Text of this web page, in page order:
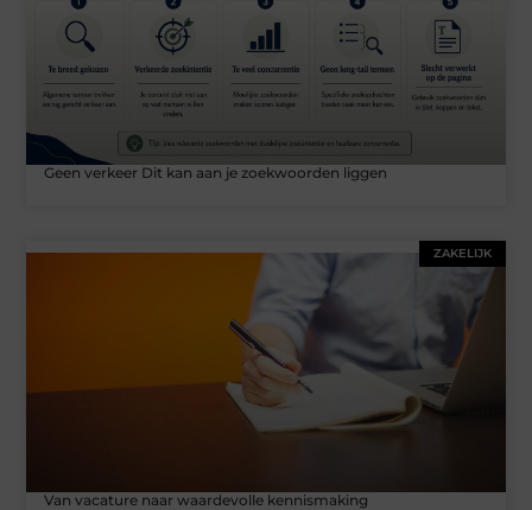
Geen verkeer Dit kan aan je zoekwoorden liggen
ZAKELIJK
Van vacature naar waardevolle kennismaking